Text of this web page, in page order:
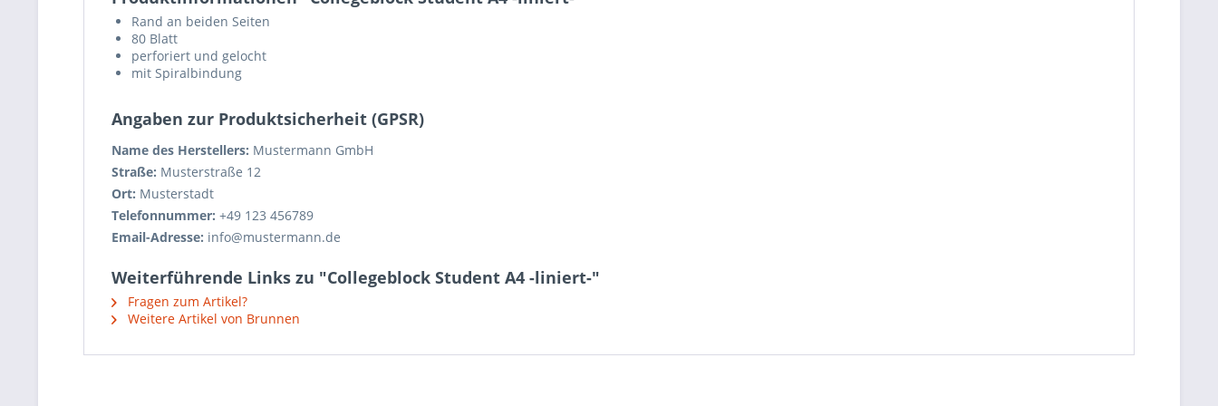
Rand an beiden Seiten
80 Blatt
perforiert und gelocht
mit Spiralbindung
Angaben zur Produktsicherheit (GPSR)
Name des Herstellers: Mustermann GmbH
Straße: Musterstraße 12
Ort: Musterstadt
Telefonnummer: +49 123 456789
Email-Adresse: info@mustermann.de
Weiterführende Links zu "Collegeblock Student A4 -liniert-"
Fragen zum Artikel?
Weitere Artikel von Brunnen